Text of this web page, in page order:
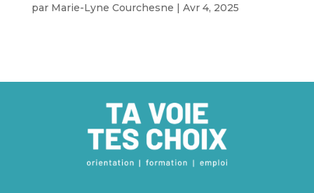
par Marie-Lyne Courchesne | Avr 4, 2025